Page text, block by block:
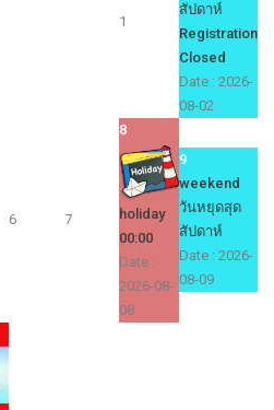
1
สัปดาห์
Registration
Closed
Date : 2026-
08-02
6 7
8
holiday
00:00
Date :
2026-08-
08
9
weekend
วันหยุดสุด
สัปดาห์
Date : 2026-
08-09